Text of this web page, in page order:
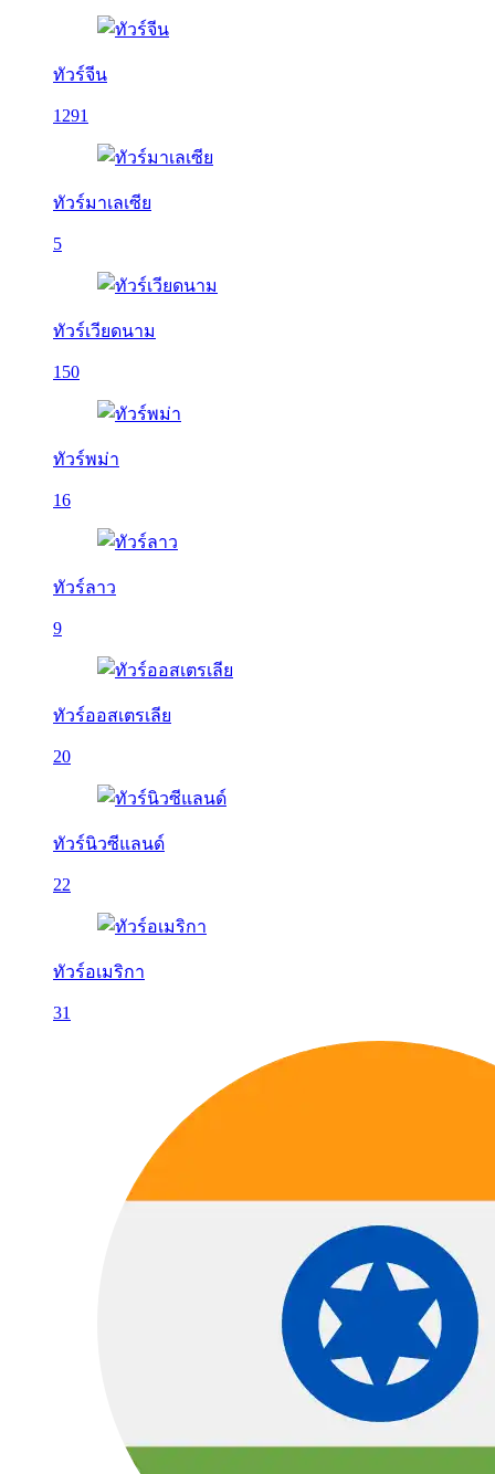
ทัวร์จีน
1291
ทัวร์มาเลเซีย
5
ทัวร์เวียดนาม
150
ทัวร์พม่า
16
ทัวร์ลาว
9
ทัวร์ออสเตรเลีย
20
ทัวร์นิวซีแลนด์
22
ทัวร์อเมริกา
31